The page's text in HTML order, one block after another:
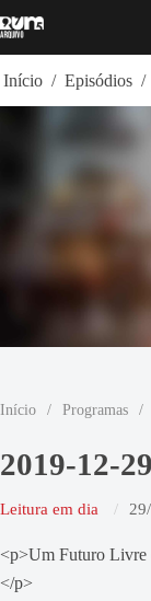
para
Início / Episódios /
Início / Programas /
2019-12-29
Leitura em dia
<p>Um Futuro Livre
</p>